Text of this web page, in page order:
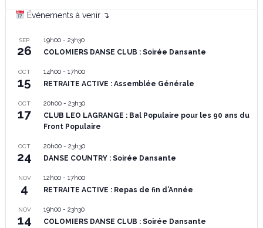
Événements à venir ↴
SEP
26
19h00- 23h30
COLOMIERS DANSE CLUB : Soirée Dansante
OCT
15
14h00- 17h00
RETRAITE ACTIVE : Assemblée Générale
OCT
17
20h00- 23h30
CLUB LEO LAGRANGE : Bal Populaire pour les 90 ans du
Front Populaire
OCT
24
20h00- 23h30
DANSE COUNTRY : Soirée Dansante
NOV
4
12h00- 17h00
RETRAITE ACTIVE : Repas de fin d’Année
NOV
14
19h00- 23h30
COLOMIERS DANSE CLUB : Soirée Dansante